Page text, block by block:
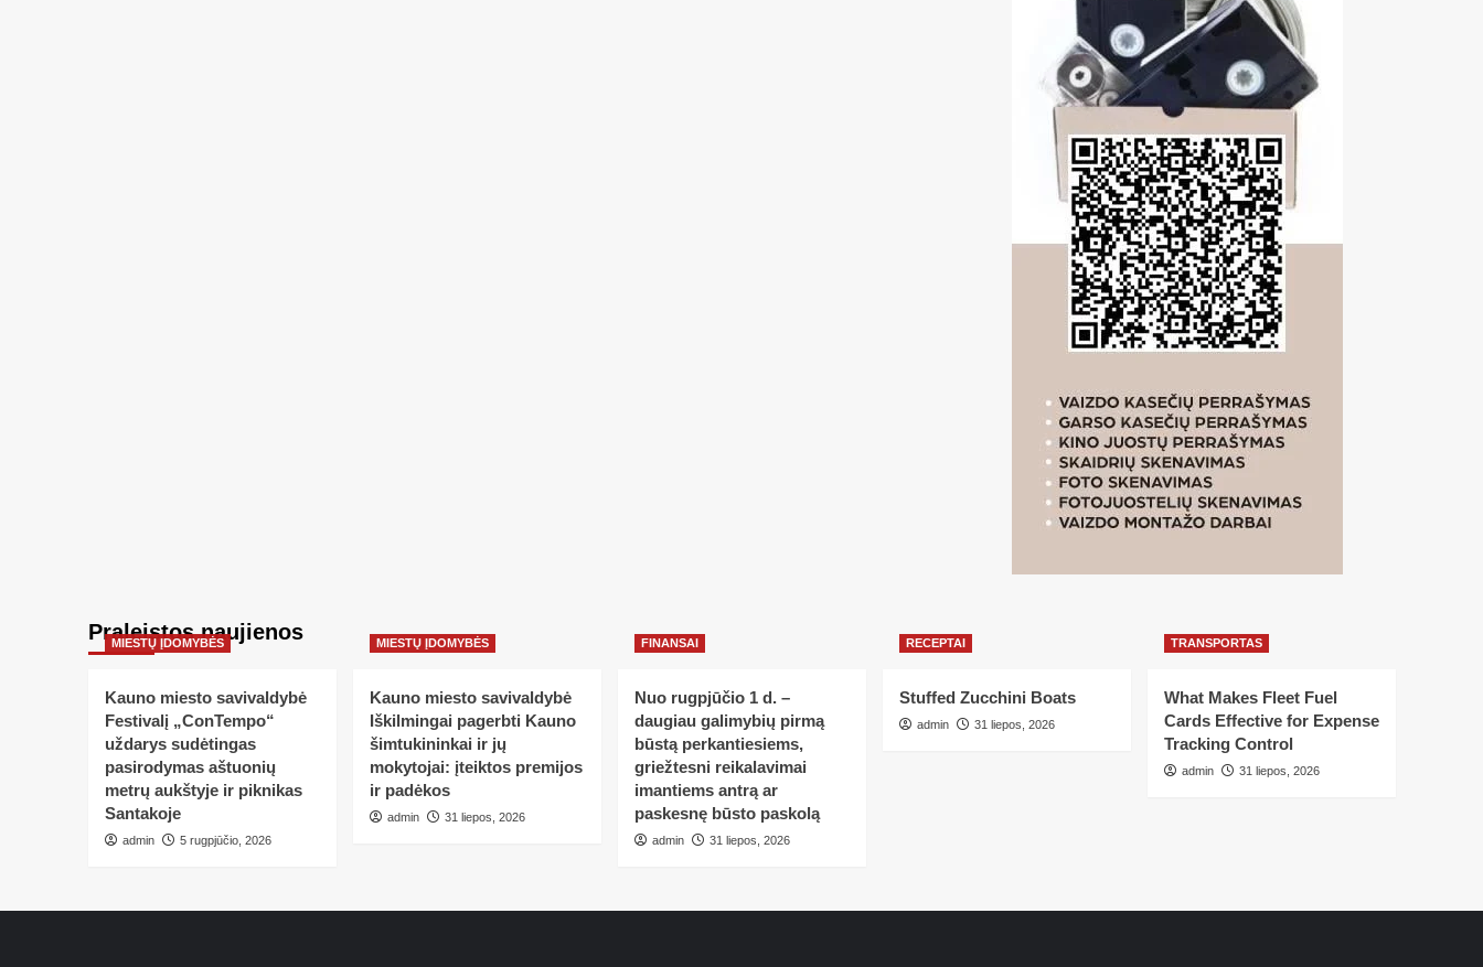
Praleistos naujienos
MIESTŲ ĮDOMYBĖS
Kauno miesto savivaldybė
Festivalį „ConTempo“
uždarys sudėtingas
pasirodymas aštuonių
metrų aukštyje ir piknikas
Santakoje
admin 5 rugpjūčio, 2026
MIESTŲ ĮDOMYBĖS
Kauno miesto savivaldybė
Iškilmingai pagerbti Kauno
šimtukininkai ir jų
mokytojai: įteiktos premijos
ir padėkos
admin 31 liepos, 2026
FINANSAI
Nuo rugpjūčio 1 d. –
daugiau galimybių pirmą
būstą perkantiesiems,
griežtesni reikalavimai
imantiems antrą ar
paskesnę būsto paskolą
admin 31 liepos, 2026
RECEPTAI
Stuffed Zucchini Boats
admin 31 liepos, 2026
TRANSPORTAS
What Makes Fleet Fuel
Cards Effective for Expense
Tracking Control
admin 31 liepos, 2026